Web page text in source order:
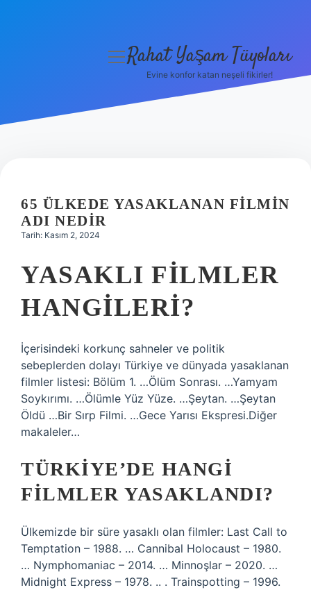
Hakkımızda
menüyü
Rahat Yaşam Tüyoları
Evine konfor katan neşeli fikirler!
65 ÜLKEDE YASAKLANAN FILMIN
ADI NEDIR
Tarih: Kasım 2, 2024
YASAKLI FILMLER
HANGILERI?
İçerisindeki korkunç sahneler ve politik
sebeplerden dolayı Türkiye ve dünyada yasaklanan
filmler listesi: Bölüm 1. …Ölüm Sonrası. …Yamyam
Soykırımı. …Ölümle Yüz Yüze. …Şeytan. …Şeytan
Öldü …Bir Sırp Filmi. …Gece Yarısı Ekspresi.Diğer
makaleler…
TÜRKIYE’DE HANGI
FILMLER YASAKLANDI?
Ülkemizde bir süre yasaklı olan filmler: Last Call to
Temptation – 1988. … Cannibal Holocaust – 1980.
… Nymphomaniac – 2014. … Minnoşlar – 2020. …
Midnight Express – 1978. .. . Trainspotting – 1996.